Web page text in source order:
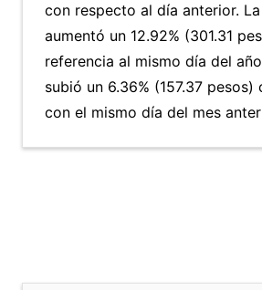
con respecto al día anterior. La
aumentó un 12.92% (301.31
referencia al mismo día del
subió un 6.36% (157.37 pesos)
con el mismo día del mes